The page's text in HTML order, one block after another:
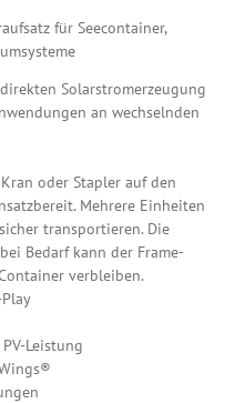
für Seecontainer,
Solarstromerzeugung
an wechselnden
oder Stapler auf den
Mehrere Einheiten
transportieren. Die
Bedarf kann der Frame-
verbleiben.
Leistung